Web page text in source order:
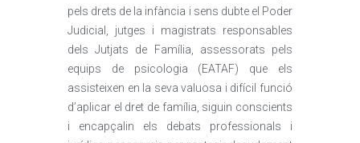
pels drets de la infància i sens dubte el Poder
Judicial, jutges i magistrats responsables
dels Jutjats de Família, assessorats pels
equips de psicologia (EATAF) que els
assisteixen en la seva valuosa i difícil funció
d’aplicar el dret de família, siguin conscients
i encapçalin els debats professionals i